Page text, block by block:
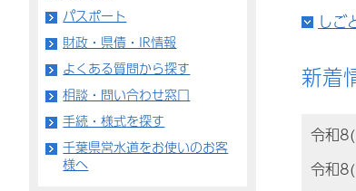
パスポート
財政・県債・IR情報
よくある質問から探す
相談・問い合わせ窓口
手続・様式を探す
千葉県営水道をお使いのお客
様へ
しご
新着
令和
令和